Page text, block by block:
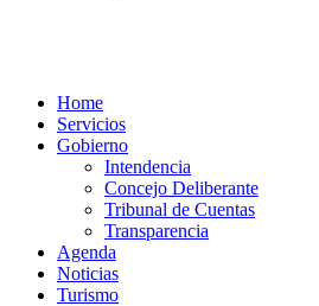
Home
Servicios
Gobierno
Intendencia
Concejo Deliberante
Tribunal de Cuentas
Transparencia
Agenda
Noticias
Turismo